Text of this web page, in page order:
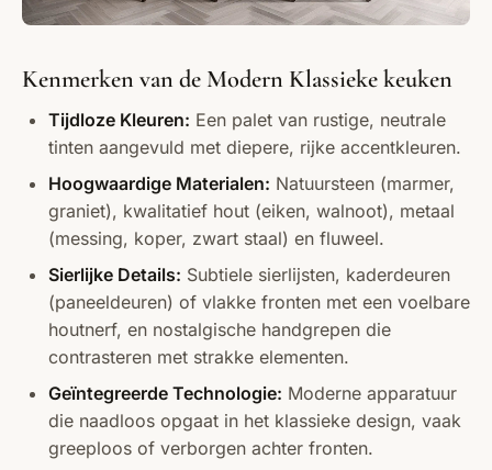
Kenmerken van de Modern Klassieke keuken
Tijdloze Kleuren: Een palet van rustige, neutrale
tinten aangevuld met diepere, rijke accentkleuren.
Hoogwaardige Materialen: Natuursteen (marmer,
graniet), kwalitatief hout (eiken, walnoot), metaal
(messing, koper, zwart staal) en fluweel.
Sierlijke Details: Subtiele sierlijsten, kaderdeuren
(paneeldeuren) of vlakke fronten met een voelbare
houtnerf, en nostalgische handgrepen die
contrasteren met strakke elementen.
Geïntegreerde Technologie: Moderne apparatuur
die naadloos opgaat in het klassieke design, vaak
greeploos of verborgen achter fronten.